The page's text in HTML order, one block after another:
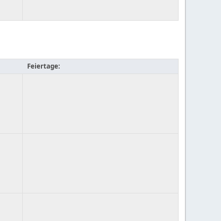
Feiertage: